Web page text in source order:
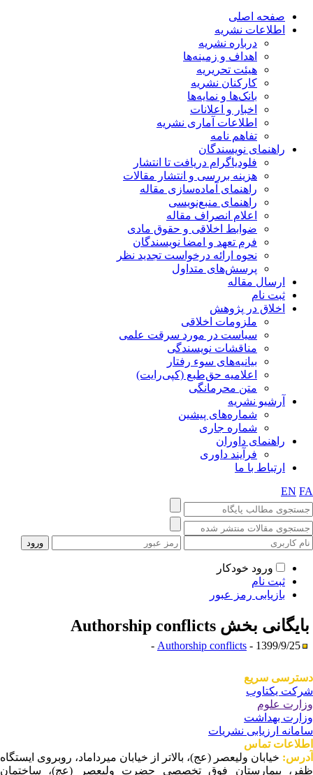
صفحه اصلی
اطلاعات نشریه
درباره نشریه
اهداف و زمینه‌ها
هیئت تحریریه
کارکنان نشریه
بانک‌ها و نمایه‌ها
اخبار و اعلانات
اطلاعات آماری نشریه
تفاهم نامه
راهنمای نویسندگان
فلودیاگرام دریافت تا انتشار
هزینه بررسی و انتشار مقالات
راهنمای آماده‌سازی مقاله
راهنمای منبع‌نویسی
اعلام انصراف مقاله
ضوابط اخلاقی و حقوق مادی
فرم تعهد و امضا نویسندگان
نحوه ارائه درخواست تجدید نظر
پرسش‌های متداول
ارسال مقاله
ثبت نام
اخلاق در پژوهش
ملزومات اخلاقی
سیاست در مورد سرقت علمی
مناقشات نویسندگی
بیانیه‌های سوء رفتار
اعلامیه حق‌طبع (کپی‌رایت)
متن محرمانگی
آرشیو نشریه
شماره‌های پیشین
شماره جاری
راهنمای داوران
فرآیند داوری
ارتباط با ما
EN
ورود خودکار
ثبت نام
بازیابی رمز عبور
بخشAuthorship conflicts
Authorship conflicts - 1399/9/25 -
سریع
یکتاوب
علوم
بهداشت
ارزیابی نشریات
تماس
خیابان ولیعصر (عج)، بالاتر از خیابان میرداماد، روبروی ایستگاه
بیمارستان فوق تخصصی حضرت ولیعصر (عج)، ساختمان